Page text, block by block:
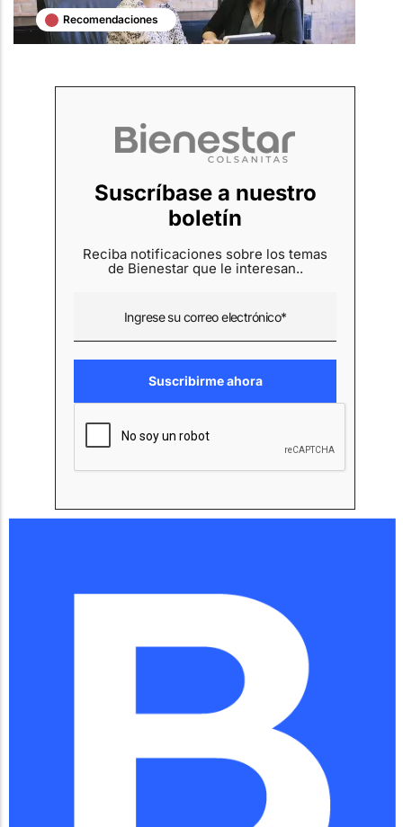
Recomendaciones
Suscríbase a nuestro
boletín
Reciba notificaciones sobre los temas
de Bienestar que le interesan..